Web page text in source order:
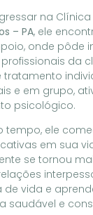
na
– PA, ele
onde pôde
da
e em grupo,
psicológico.
tempo, ele
em sua
se tornou
de vida e
saudável e